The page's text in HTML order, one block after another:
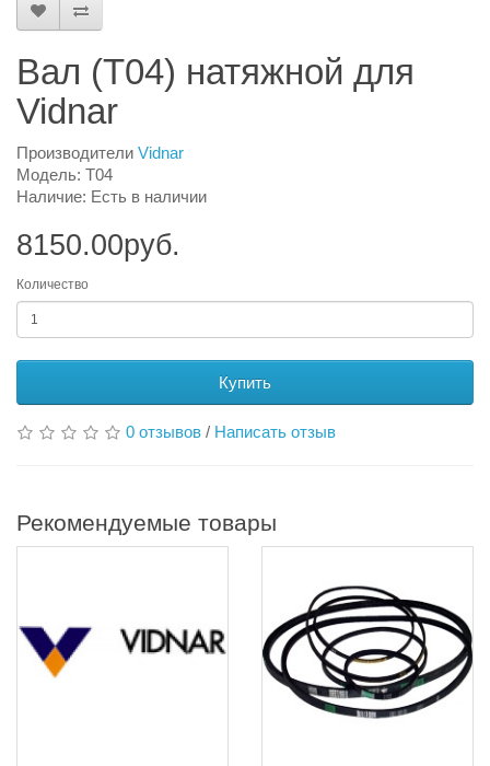
Вал (T04) натяжной для
Vidnar
Производители Vidnar
Модель: T04
Наличие: Есть в наличии
8150.00руб.
Количество
Купить
0 отзывов / Написать отзыв
Рекомендуемые товары